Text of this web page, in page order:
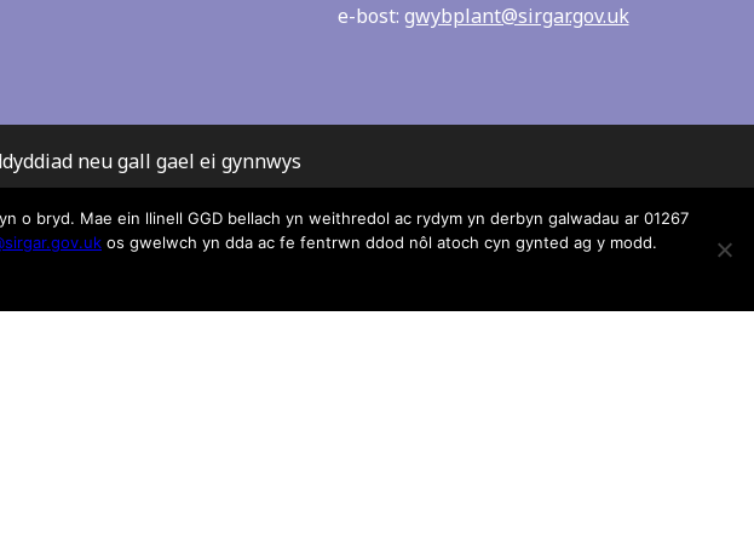
e-bost: gwybplant@sirgar.gov.uk
neu gall gael ei gynnwys
wybodaeth yma yn gywir, ni all
neu atebolrwydd am
eich bod yn cysylltu gyda’r
o bryd. Mae ein llinell GGD bellach yn weithredol ac rydym yn derbyn galwadau ar 01267
os gwelwch yn dda ac fe fentrwn ddod nôl atoch cyn gynted ag y modd.